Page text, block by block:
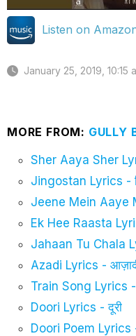
Listen on
January 25, 2019, 10:15
MORE FROM: GULLY
Sher Aaya Sher
Jingostan Lyrics -
Jeene Mein Aaye
Ek Hee Raasta
Jahaan Tu Chala
Azadi Lyrics -
Train Song Lyrics -
Doori Lyrics - दूरी
Doori Poem Lyrics -